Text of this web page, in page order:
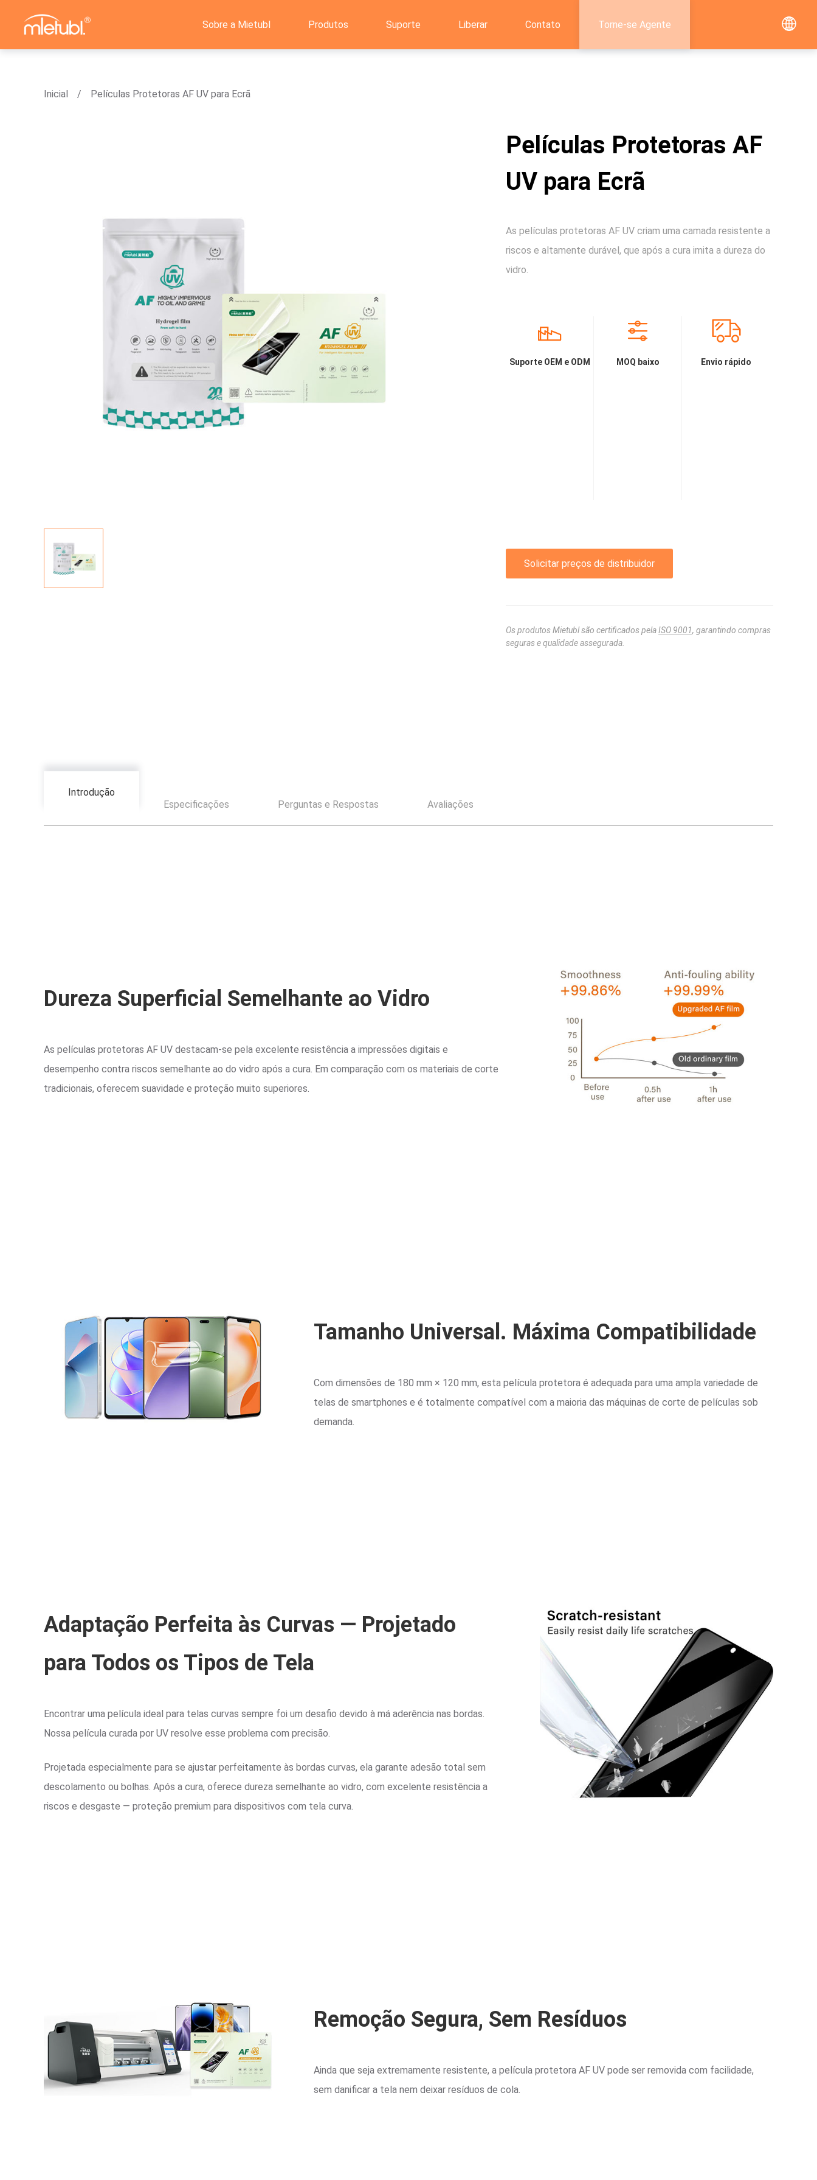
Sobre a Mietubl Produtos Suporte Liberar Contato Torne-se Agente
Inicial Películas Protetoras AF UV para Ecrã
Películas Protetoras AF
UV para Ecrã
As películas protetoras AF UV criam uma camada resistente a
riscos e altamente durável, que após a cura imita a dureza do
vidro.
Suporte OEM e ODM MOQ baixo Envio rápido
Solicitar preços de distribuidor
Os produtos Mietubl são certificados pelaISO 9001, garantindo compras
seguras e qualidade assegurada.
Introdução
Especificações
Perguntas e Respostas Avaliações
Dureza Superficial Semelhante ao Vidro
As películas protetoras AF UV destacam-se pela excelente resistência a impressões digitais e
desempenho contra riscos semelhante ao do vidro após a cura. Em comparação com os materiais de corte
tradicionais, oferecem suavidade e proteção muito superiores.
Tamanho Universal. Máxima Compatibilidade
Com dimensões de 180 mm × 120 mm, esta película protetora é adequada para uma ampla variedade de
telas de smartphones e é totalmente compatível com a maioria das máquinas de corte de películas sob
demanda.
Adaptação Perfeita às Curvas — Projetado
para Todos os Tipos de Tela
Encontrar uma película ideal para telas curvas sempre foi um desafio devido à má aderência nas bordas.
Nossa película curada por UV resolve esse problema com precisão.
Projetada especialmente para se ajustar perfeitamente às bordas curvas, ela garante adesão total sem
descolamento ou bolhas. Após a cura, oferece dureza semelhante ao vidro, com excelente resistência a
riscos e desgaste — proteção premium para dispositivos com tela curva.
Remoção Segura, Sem Resíduos
Ainda que seja extremamente resistente, a película protetora AF UV pode ser removida com facilidade,
sem danificar a tela nem deixar resíduos de cola.